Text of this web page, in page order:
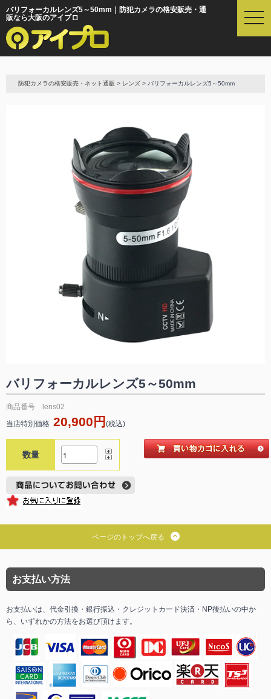
バリフォーカルレンズ5～50mm｜防犯カメラの格安販売・通
販なら大阪のアイプロ
t
防犯カメラの格安販売・ネット通販 > レンズ > バリフォーカルレンズ5～50mm
バリフォーカルレンズ5～50mm
商品番号 lens02
当店特別価格 20,900円 (税込)
数量
ページのトップへ戻る
お支払い方法
お支払いは、代金引換・銀行振込・クレジットカード決済・NP後払いの中か
ら、いずれかの方法をお選び頂けます。